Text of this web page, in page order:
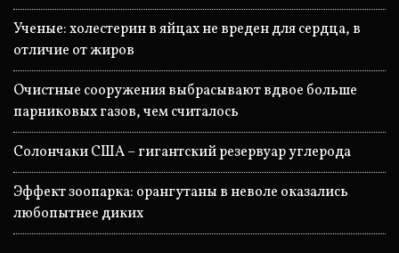
Ученые: холестерин в яйцах не вреден для сердца, в
отличие от жиров
Очистные сооружения выбрасывают вдвое больше
парниковых газов, чем считалось
Солончаки США – гигантский резервуар углерода
Эффект зоопарка: орангутаны в неволе оказались
любопытнее диких